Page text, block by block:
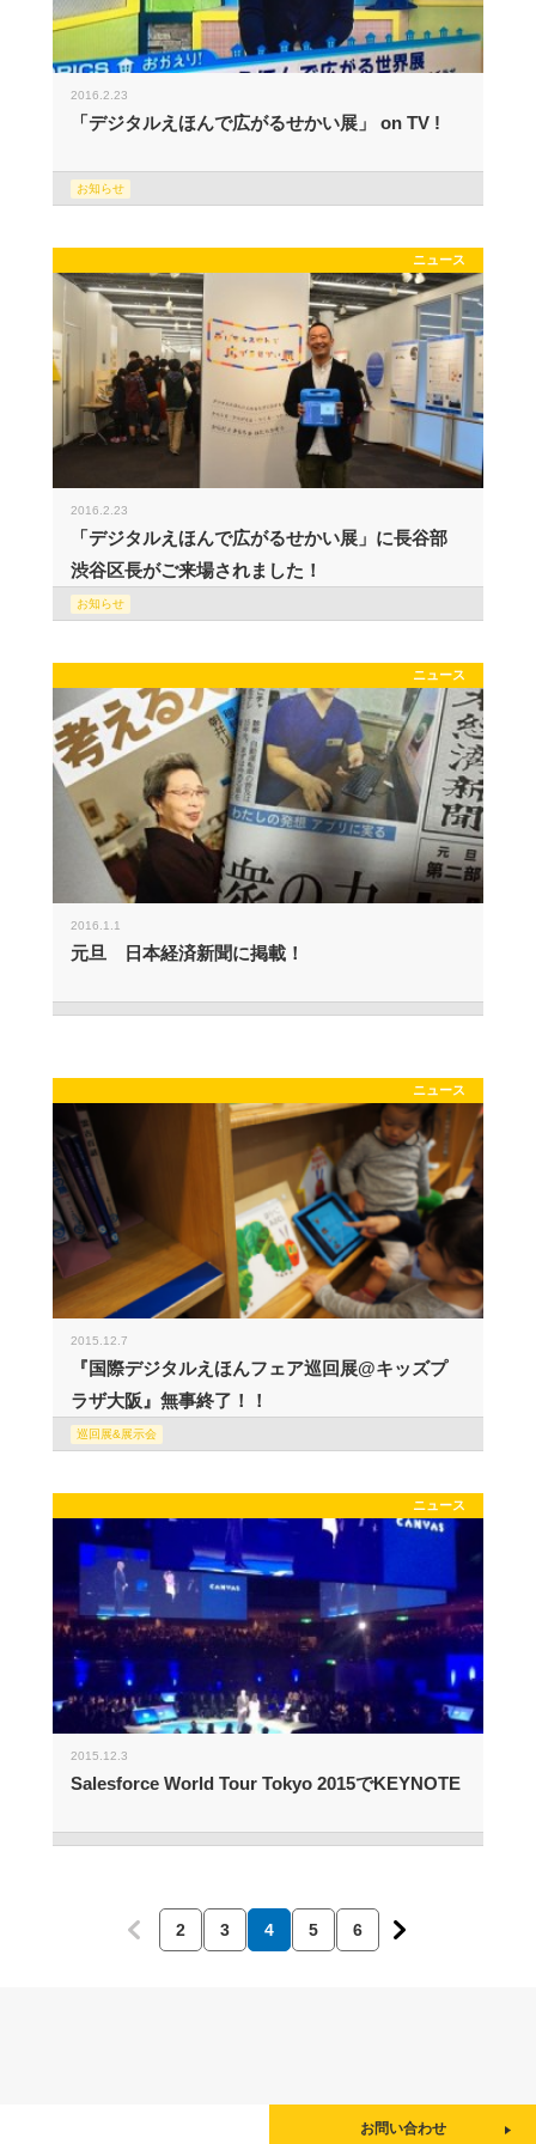
2016.2.23
「デジタルえほんで広がるせかい展」 on TV !
お知らせ
ニュース
2016.2.23
「デジタルえほんで広がるせかい展」に長谷部
渋谷区長がご来場されました！
お知らせ
ニュース
2016.1.1
元旦 日本経済新聞に掲載！
ニュース
2015.12.7
『国際デジタルえほんフェア巡回展@キッズプ
ラザ大阪』無事終了！！
巡回展&展示会
ニュース
2015.12.3
Salesforce World Tour Tokyo 2015でKEYNOTE
2 3 4 5 6
お問い合わせ